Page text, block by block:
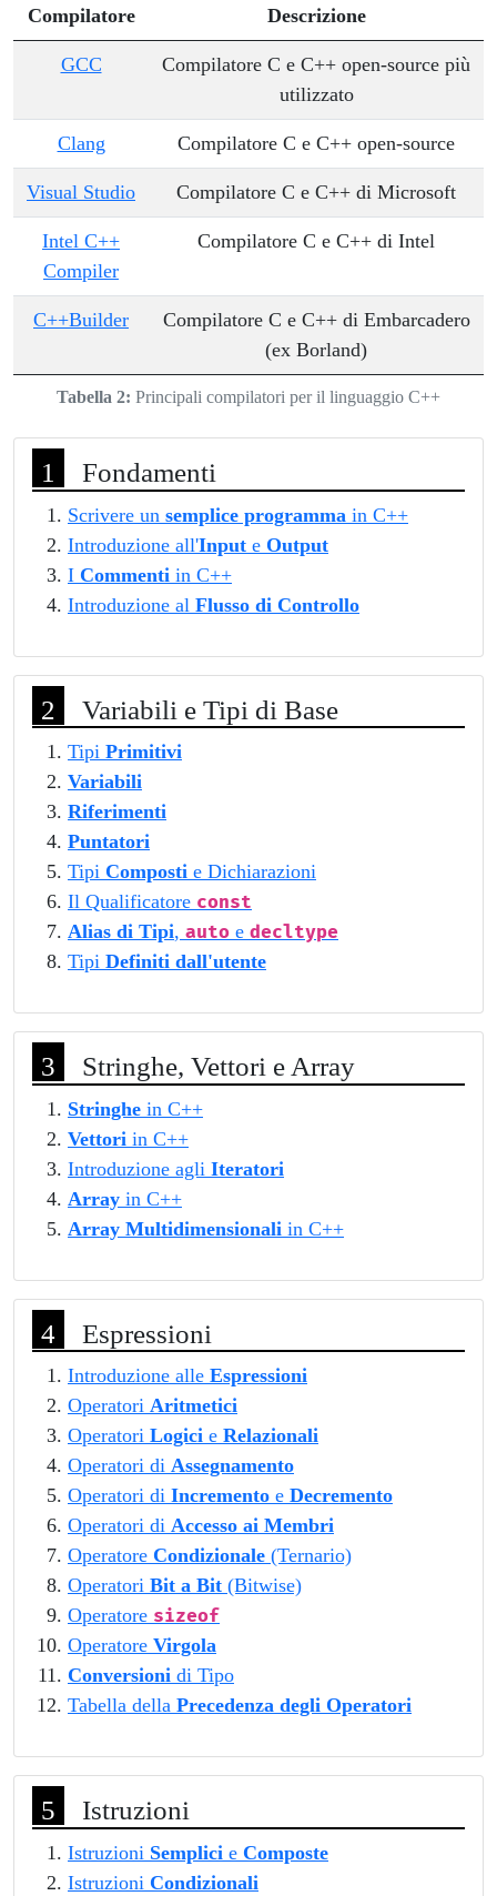
Compilatore Descrizione
GCC
Compilatore C e C++ open-source più
utilizzato
Clang Compilatore C e C++ open-source
Visual Studio Compilatore C e C++ di Microsoft
Intel C++
Compiler
Compilatore C e C++ di Intel
C++Builder
Compilatore C e C++ di Embarcadero
(ex Borland)
Tabella 2: Principali compilatori per il linguaggio C++
Fondamenti
Scrivere un semplice programma in C++
Introduzione all'Input e Output
I Commenti in C++
Introduzione al Flusso di Controllo
Variabili e Tipi di Base
Tipi Primitivi
Variabili
Riferimenti
Puntatori
Tipi Composti e Dichiarazioni
Il Qualificatore const
Alias di Tipi, auto e decltype
Tipi Definiti dall'utente
Stringhe, Vettori e Array
Stringhe in C++
Vettori in C++
Introduzione agli Iteratori
Array in C++
Array Multidimensionali in C++
Espressioni
Introduzione alle Espressioni
Operatori Aritmetici
Operatori Logici e Relazionali
Operatori di Assegnamento
Operatori di Incremento e Decremento
Operatori di Accesso ai Membri
Operatore Condizionale (Ternario)
Operatori Bit a Bit (Bitwise)
Operatore sizeof
Operatore Virgola
Conversioni di Tipo
Tabella della Precedenza degli Operatori
Istruzioni
Istruzioni Semplici e Composte
Istruzioni Condizionali